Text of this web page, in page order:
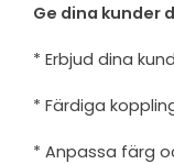
Ge dina kunder
* Erbjud dina
* Färdiga
* Anpassa färg